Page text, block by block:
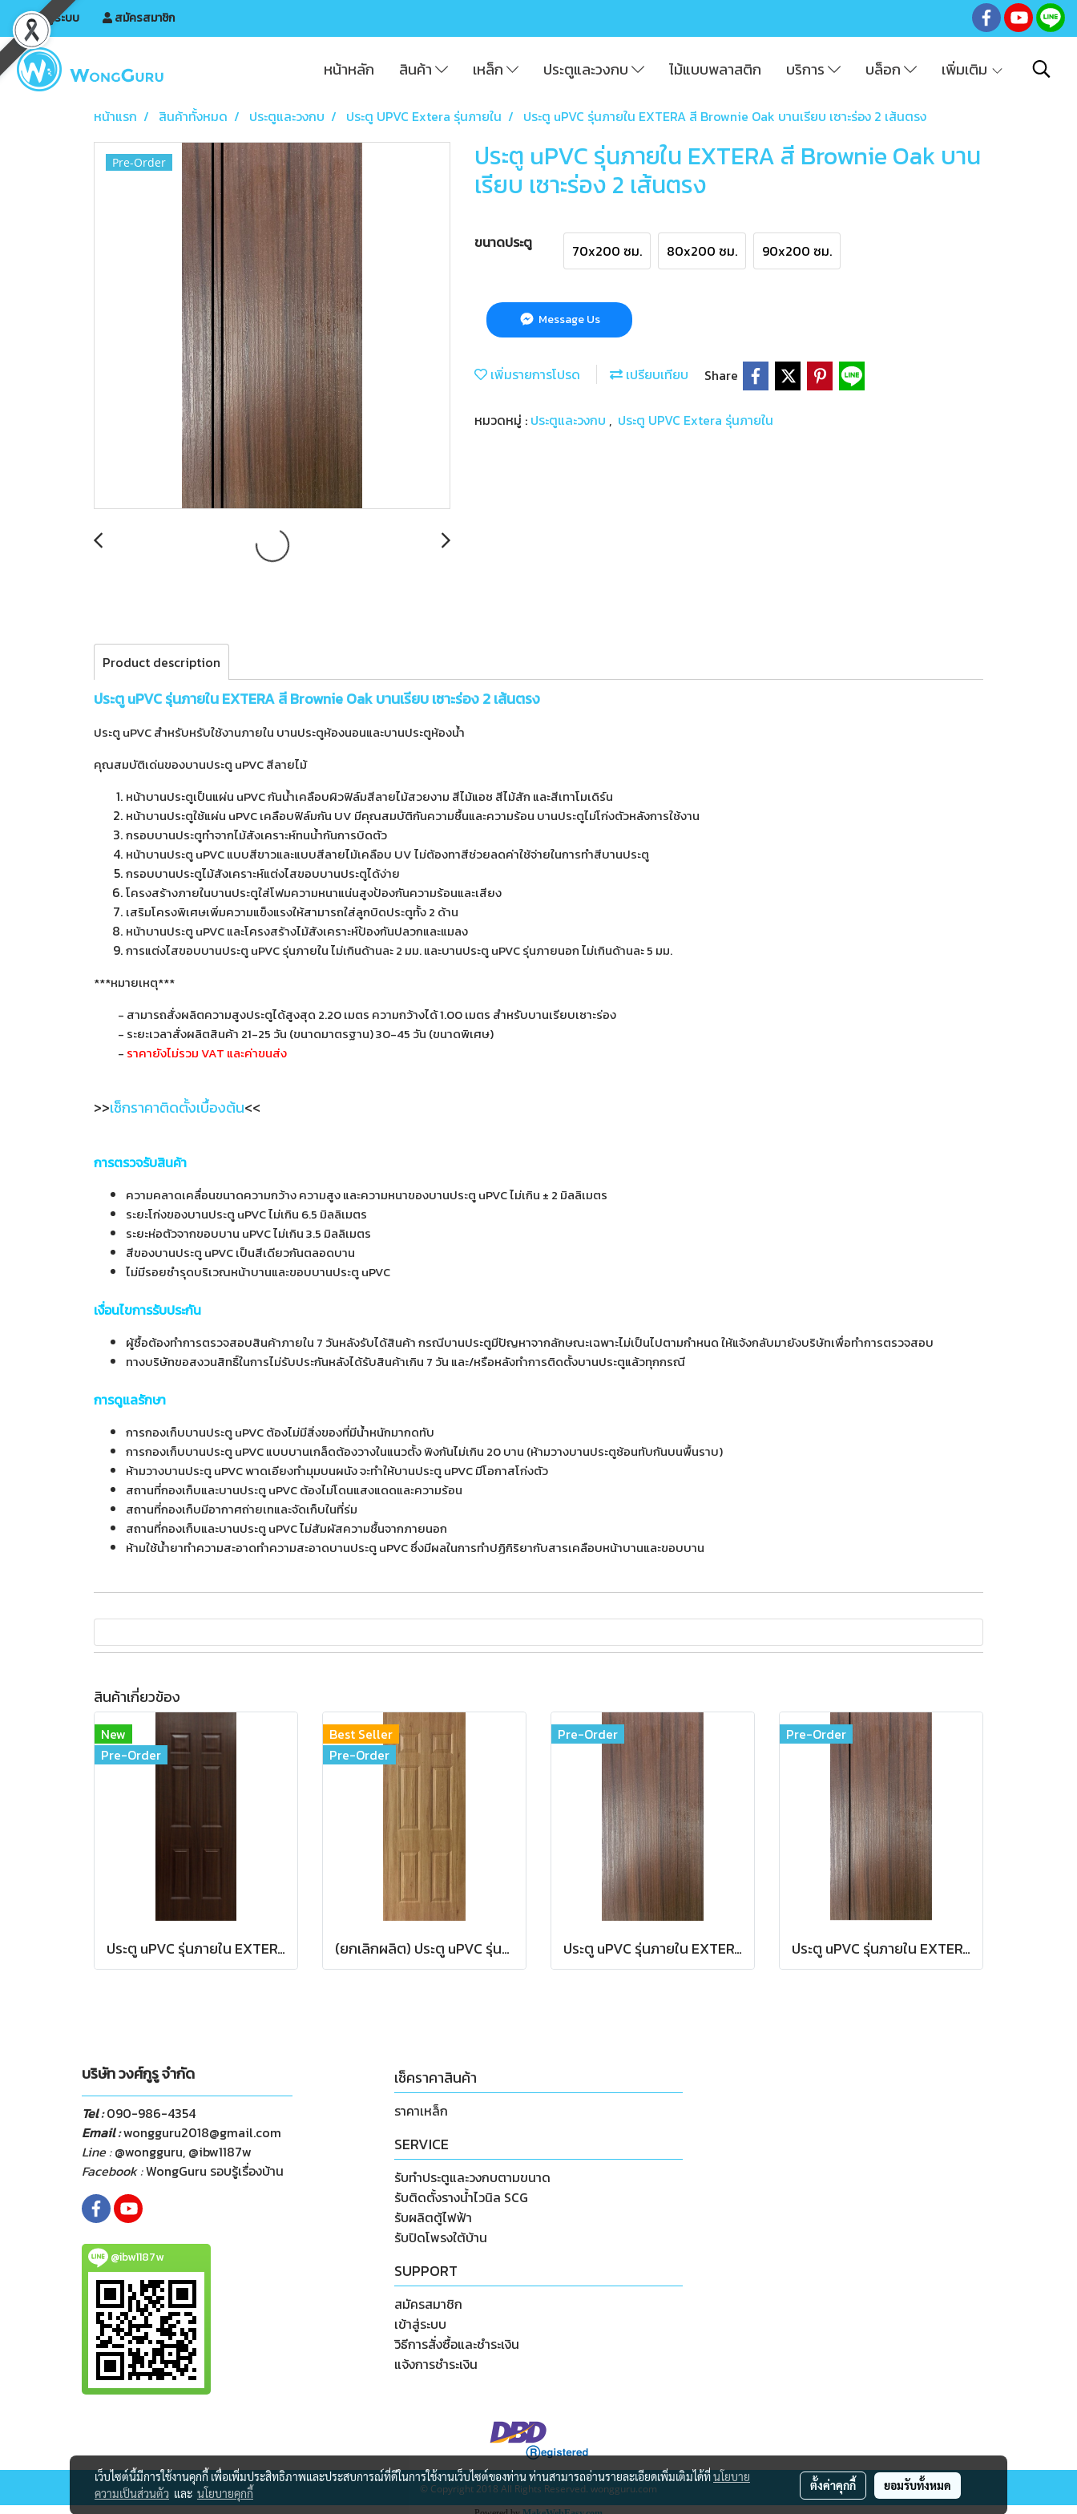
เข้าสู่ระบบ สมัครสมาชิก
หน้าหลัก สินค้า เหล็ก ประตูและวงกบ ไม้แบบพลาสติก บริการ บล็อก เพิ่มเติม
หน้าแรก สินค้าทั้งหมด ประตูและวงกบ ประตู UPVC Extera รุ่นภายใน ประตู uPVC รุ่นภายใน EXTERA สี Brownie Oak บานเรียบ เซาะร่อง 2 เส้นตรง
Pre-Order
ประตู uPVC รุ่นภายใน EXTERA สี Brownie Oak บาน
เรียบ เซาะร่อง 2 เส้นตรง
ขนาดประตู 70x200 ซม. 80x200 ซม. 90x200 ซม.
Message Us
เพิ่มรายการโปรด เปรียบเทียบ Share
หมวดหมู่ : ประตูและวงกบ , ประตู UPVC Extera รุ่นภายใน
Product description
ประตู uPVC รุ่นภายใน EXTERA สี Brownie Oak บานเรียบ เซาะร่อง 2 เส้นตรง
ประตู uPVC สำหรับหรับใช้งานภายใน บานประตูห้องนอนและบานประตูห้องน้ำ
คุณสมบัติเด่นของบานประตู uPVC สีลายไม้
หน้าบานประตูเป็นแผ่น uPVC กันน้ำเคลือบผิวฟิล์มสีลายไม้สวยงาม สีไม้แอช สีไม้สัก และสีเทาโมเดิร์น
หน้าบานประตูใช้แผ่น uPVC เคลือบฟิล์มกัน UV มีคุณสมบัติกันความชื้นและความร้อน บานประตูไม่โก่งตัวหลังการใช้งาน
กรอบบานประตูทำจากไม้สังเคราะห์ทนน้ำกันการบิดตัว
หน้าบานประตู uPVC แบบสีขาวและแบบสีลายไม้เคลือบ UV ไม่ต้องทาสีช่วยลดค่าใช้จ่ายในการทำสีบานประตู
กรอบบานประตูไม้สังเคราะห์แต่งไสขอบบานประตูได้ง่าย
โครงสร้างภายในบานประตูใส่โฟมความหนาแน่นสูงป้องกันความร้อนและเสียง
เสริมโครงพิเศษเพิ่มความแข็งแรงให้สามารถใส่ลูกบิดประตูทั้ง 2 ด้าน
หน้าบานประตู uPVC และโครงสร้างไม้สังเคราะห์ป้องกันปลวกและแมลง
การแต่งไสขอบบานประตู uPVC รุ่นภายใน ไม่เกินด้านละ 2 มม. และบานประตู uPVC รุ่นภายนอก ไม่เกินด้านละ 5 มม.
***หมายเหตุ***
- สามารถสั่งผลิตความสูงประตูได้สูงสุด 2.20 เมตร ความกว้างได้ 1.00 เมตร สำหรับบานเรียบเซาะร่อง
- ระยะเวลาสั่งผลิตสินค้า 21-25 วัน (ขนาดมาตรฐาน) 30-45 วัน (ขนาดพิเศษ)
- ราคายังไม่รวม VAT และค่าขนส่ง
>>เช็กราคาติดตั้งเบื้องต้น<<
การตรวจรับสินค้า
ความคลาดเคลื่อนขนาดความกว้าง ความสูง และความหนาของบานประตู uPVC ไม่เกิน ± 2 มิลลิเมตร
ระยะโก่งของบานประตู uPVC ไม่เกิน 6.5 มิลลิเมตร
ระยะห่อตัวจากขอบบาน uPVC ไม่เกิน 3.5 มิลลิเมตร
สีของบานประตู uPVC เป็นสีเดียวกันตลอดบาน
ไม่มีรอยชำรุดบริเวณหน้าบานและขอบบานประตู uPVC
เงื่อนไขการรับประกัน
ผู้ซื้อต้องทำการตรวจสอบสินค้าภายใน 7 วันหลังรับได้สินค้า กรณีบานประตูมีปัญหาจากลักษณะเฉพาะไม่เป็นไปตามกำหนด ให้แจ้งกลับมายังบริษัทเพื่อทำการตรวจสอบ
ทางบริษัทขอสงวนสิทธิ์ในการไม่รับประกันหลังได้รับสินค้าเกิน 7 วัน และ/หรือหลังทำการติดตั้งบานประตูแล้วทุกกรณี
การดูแลรักษา
การกองเก็บบานประตู uPVC ต้องไม่มีสิ่งของที่มีน้ำหนักมากดทับ
การกองเก็บบานประตู uPVC แบบบานเกล็ดต้องวางในแนวตั้ง พิงกันไม่เกิน 20 บาน (ห้ามวางบานประตูซ้อนทับกันบนพื้นราบ)
ห้ามวางบานประตู uPVC พาดเอียงทำมุมบนผนัง จะทำให้บานประตู uPVC มีโอกาสโก่งตัว
สถานที่กองเก็บและบานประตู uPVC ต้องไม่โดนแสงแดดและความร้อน
สถานที่กองเก็บมีอากาศถ่ายเทและจัดเก็บในที่ร่ม
สถานที่กองเก็บและบานประตู uPVC ไม่สัมผัสความชื้นจากภายนอก
ห้ามใช้น้ำยาทำความสะอาดทำความสะอาดบานประตู uPVC ซึ่งมีผลในการทำปฏิกิริยากับสารเคลือบหน้าบานและขอบบาน
สินค้าเกี่ยวข้อง
New
Pre-Order
ประตู uPVC รุ่นภายใน EXTERA ลายไม้ สี Brownie Oak ลูกฟัก 6 ช่องตรง
Best Seller
Pre-Order
(ยกเลิกผลิต) ประตู uPVC รุ่นภายใน EXTERA ลายไม้ สี Yellow Ash ลูกฟัก 6 ช่องตรง
Pre-Order
ประตู uPVC รุ่นภายใน EXTERA สี Brownie Oak บานเรียบ
Pre-Order
ประตู uPVC รุ่นภายใน EXTERA สี Brownie Oak บานเรียบ เซาะร่อง 1 เส้นตรง
บริษัท วงศ์กูรู จำกัด
Tel :090-986-4354
Email :wongguru2018@gmail.com
Line :@wongguru, @ibw1187w
Facebook :WongGuru รอบรู้เรื่องบ้าน
@ibw1187w
เช็คราคาสินค้า
ราคาเหล็ก
SERVICE
รับทำประตูและวงกบตามขนาด
รับติดตั้งรางน้ำไวนิล SCG
รับผลิตตู้ไฟฟ้า
รับปิดโพรงใต้บ้าน
SUPPORT
สมัครสมาชิก
เข้าสู่ระบบ
วิธีการสั่งซื้อและชำระเงิน
แจ้งการชำระเงิน
© Copyright 2018 All Rights Reserved. wongguru.com
เว็บไซต์นี้มีการใช้งานคุกกี้ เพื่อเพิ่มประสิทธิภาพและประสบการณ์ที่ดีในการใช้งานเว็บไซต์ของท่าน ท่านสามารถอ่านรายละเอียดเพิ่มเติมได้ที่นโยบาย
ความเป็นส่วนตัว และ นโยบายคุกกี้
ตั้งค่าคุกกี้ ยอมรับทั้งหมด